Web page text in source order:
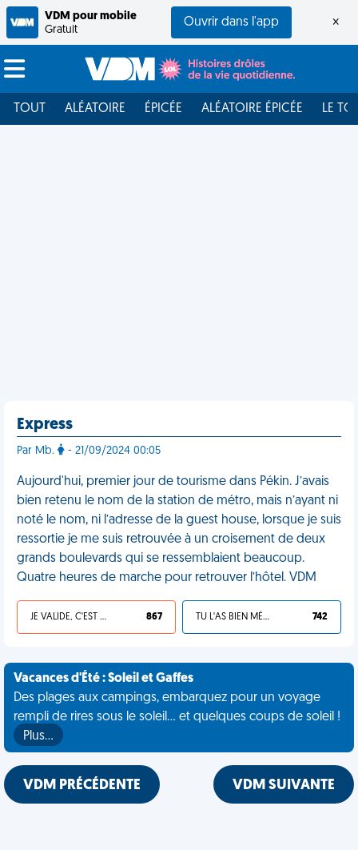
VDM pour mobile
Gratuit
Ouvrir dans l'app ×
TOUT ALÉATOIRE ÉPICÉE ALÉATOIRE ÉPICÉE LE
Express
Par Mb. - 21/09/2024 00:05
Aujourd'hui, premier jour de tourisme dans Pékin. J’avais
bien retenu le nom de la station de métro, mais n’ayant ni
noté le nom, ni l’adresse de la guest house, lorsque je suis
ressortie je me suis retrouvée à un croisement de deux
grands boulevards qui se ressemblaient beaucoup.
Quatre heures de marche pour retrouver l’hôtel. VDM
JE VALIDE, C'EST UNE VDM 867 TU L'AS BIEN MÉRITÉ 742
Vacances d'Été : Soleil et Gaffes
Des plages aux campings, embarquez pour un voyage
rempli de rires sous le soleil... et quelques coups de soleil !
Plus…
VDM PRÉCÉDENTE VDM SUIVANTE